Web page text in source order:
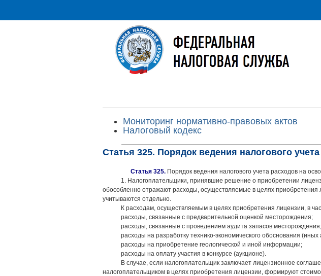
Мониторинг нормативно-правовых актов
Налоговый кодекс
Статья 325. Порядок ведения налогового
Статья 325. Порядок ведения налогового учета расходов на
1. Налогоплательщики, принявшие решение о приобретении
обособленно отражают расходы, осуществляемые в целях
учитываются отдельно.
К расходам, осуществляемым в целях приобретения лицензии, в
расходы, связанные с предварительной оценкой месторождения;
расходы, связанные с проведением аудита запасов месторождения;
расходы на разработку технико-экономического обоснования
расходы на приобретение геологической и иной информации;
расходы на оплату участия в конкурсе (аукционе).
В случае, если налогоплательщик заключает лицензионное
налогоплательщиком в целях приобретения лицензии, формируют